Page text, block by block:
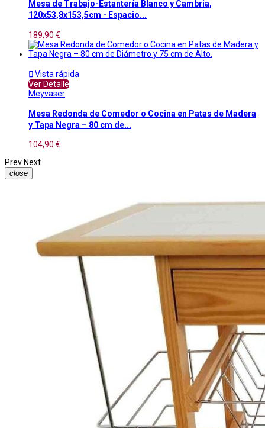
Mesa de Trabajo-Estantería Blanco y Cambria,
120x53,8x153,5cm - Espacio...
189,90 €
 Vista rápida
Ver Detalle
Meyvaser
Mesa Redonda de Comedor o Cocina en Patas de Madera
y Tapa Negra – 80 cm de...
104,90 €
Prev Next
close